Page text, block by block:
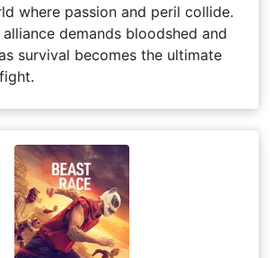
where passion and peril collide.
demands bloodshed and
survival becomes the ultimate